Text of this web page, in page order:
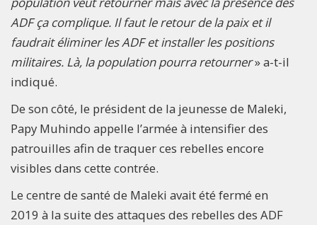
ADF ça complique. Il faut le retour de la paix et il
faudrait éliminer les ADF et installer les positions
militaires. Là, la population pourra retourner» a-t-il
indiqué.
De son côté, le président de la jeunesse de Maleki,
Papy Muhindo appelle l’armée à intensifier des
patrouilles afin de traquer ces rebelles encore
visibles dans cette contrée.
Le centre de santé de Maleki avait été fermé en
2019 à la suite des attaques des rebelles des ADF